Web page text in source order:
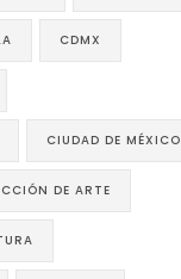
CDMX
CIUDAD DE MÉXICO
DE ARTE